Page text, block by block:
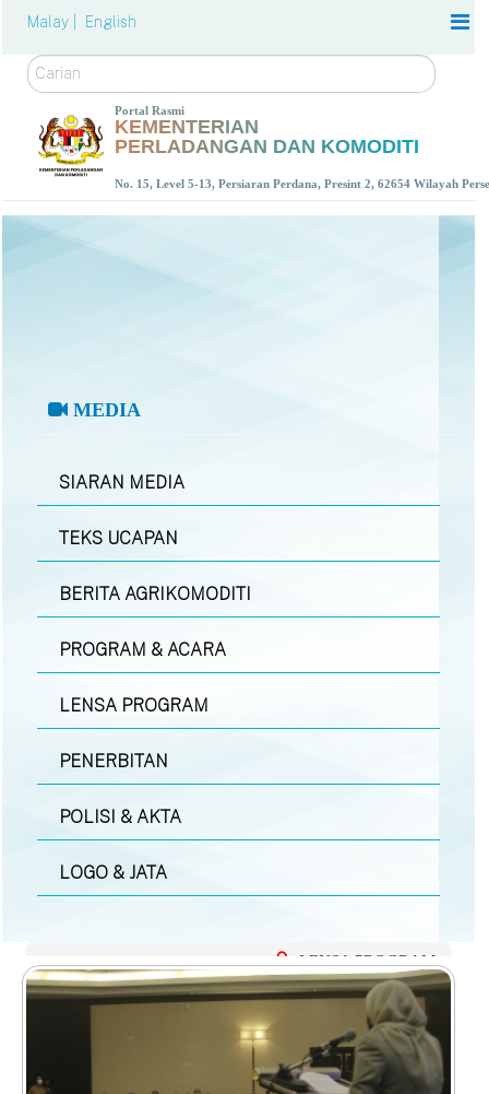
Malay | English
Carian
Portal Rasmi
KEMENTERIAN
PERLADANGAN DAN KOMODITI
No. 15, Level 5-13, Persiaran Perdana, Presint 2, 62654 Wilayah
MEDIA
SIARAN MEDIA
TEKS UCAPAN
BERITA AGRIKOMODITI
PROGRAM & ACARA
LENSA PROGRAM
PENERBITAN
POLISI & AKTA
LOGO & JATA
LENSA PROGRAM